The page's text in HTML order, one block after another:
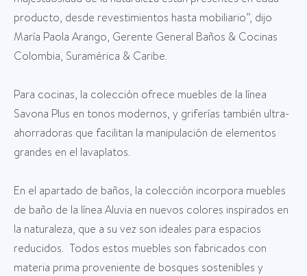
producto, desde revestimientos hasta mobiliario”, dijo
María Paola Arango, Gerente General Baños & Cocinas
Colombia, Suramérica & Caribe.
Para cocinas, la colección ofrece muebles de la línea
Savona Plus en tonos modernos, y griferías también ultra-
ahorradoras que facilitan la manipulación de elementos
grandes en el lavaplatos.
En el apartado de baños, la colección incorpora muebles
de baño de la línea Aluvia en nuevos colores inspirados en
la naturaleza, que a su vez son ideales para espacios
reducidos. Todos estos muebles son fabricados con
materia prima proveniente de bosques sostenibles y